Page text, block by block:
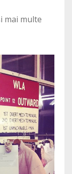
mai multe